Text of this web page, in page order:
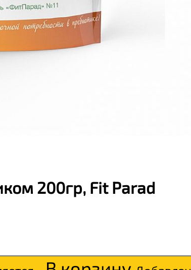
200гр, Fit Parad